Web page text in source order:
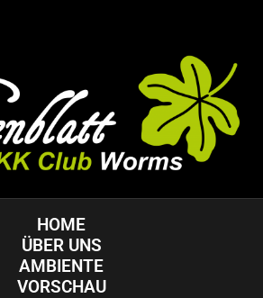
HOME
ÜBER UNS
AMBIENTE
VORSCHAU